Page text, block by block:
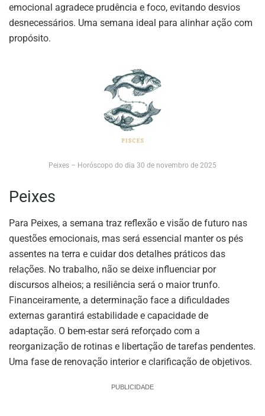
emocional agradece prudência e foco, evitando desvios
desnecessários. Uma semana ideal para alinhar ação com
propósito.
Peixes – Horóscopo do dia 30 de novembro de 2025
Peixes
Para Peixes, a semana traz reflexão e visão de futuro nas
questões emocionais, mas será essencial manter os pés
assentes na terra e cuidar dos detalhes práticos das
relações. No trabalho, não se deixe influenciar por
discursos alheios; a resiliência será o maior trunfo.
Financeiramente, a determinação face a dificuldades
externas garantirá estabilidade e capacidade de
adaptação. O bem-estar será reforçado com a
reorganização de rotinas e libertação de tarefas pendentes.
Uma fase de renovação interior e clarificação de objetivos.
PUBLICIDADE